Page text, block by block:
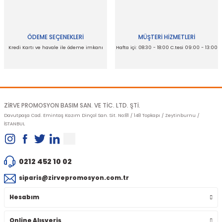
Gönder
ÖDEME SEÇENEKLERİ
Kredi Kartı ve havale ile ödeme imkanı
MÜŞTERİ HİZMETLERİ
Hafta içi: 08:30 - 18:00 C.tesi 09:00 - 13:00
ZİRVE PROMOSYON BASIM SAN. VE TİC. LTD. ŞTİ.
Davutpaşa Cad. Emintaş Kazım Dinçol San. Sit. No:81 / 148 Topkapı / Zeytinburnu /
İSTANBUL
0212 452 10 02
siparis@zirvepromosyon.com.tr
Hesabım
Online Alışveriş